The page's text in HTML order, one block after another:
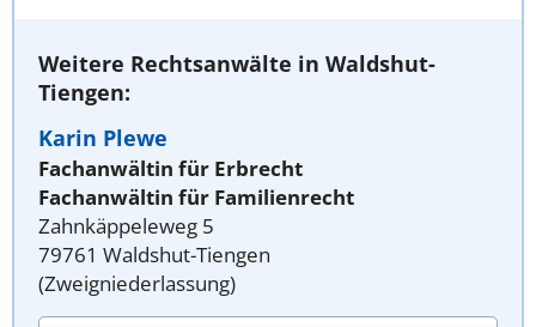
Weitere Rechtsanwälte in Waldshut-
Tiengen:
Karin Plewe
Fachanwältin für Erbrecht
Fachanwältin für Familienrecht
Zahnkäppeleweg 5
79761 Waldshut-Tiengen
(Zweigniederlassung)